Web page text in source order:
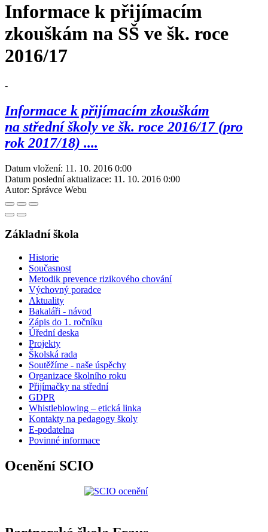
Informace k přijímacím
zkouškám na SŠ ve šk. roce
2016/17
-
Informace k přijímacím zkouškám
na střední školy ve šk. roce 2016/17 (pro
rok 2017/18) ....
Datum vložení: 11. 10. 2016 0:00
Datum poslední aktualizace: 11. 10. 2016 0:00
Autor: Správce Webu
Základní škola
Historie
Současnost
Metodik prevence rizikového chování
Výchovný poradce
Aktuality
Bakaláři - návod
Zápis do 1. ročníku
Úřední deska
Projekty
Školská rada
Soutěžíme - naše úspěchy
Organizace školního roku
Přijímačky na střední
GDPR
Whistleblowing – etická linka
Kontakty na pedagogy školy
E-podatelna
Povinné informace
Ocenění SCIO